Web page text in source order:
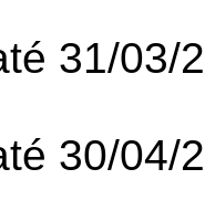
31/03/
30/04/